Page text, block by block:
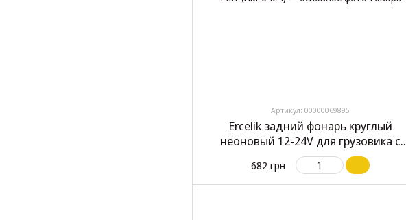
Артикул: 00000069895
Ercelik задний фонарь круглый
неоновый 12-24V для грузовика с
проводом Ø140 мм H50 мм 1 шт (HM-
0424)
682 грн